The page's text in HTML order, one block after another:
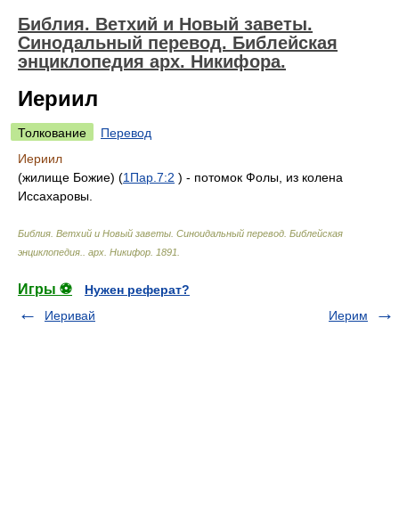
Библия. Ветхий и Новый заветы.
Синодальный перевод. Библейская
энциклопедия арх. Никифора.
Иериил
Толкование
Перевод
Иериил
(жилище Божие) (1Пар.7:2 ) - потомок Фолы, из колена
Иссахаровы.
Библия. Ветхий и Новый заветы. Синоидальный перевод. Библейская
энциклопедия.
арх. Никифор 1891
Игры ⚽
Нужен реферат?
Иеривай
Иерим